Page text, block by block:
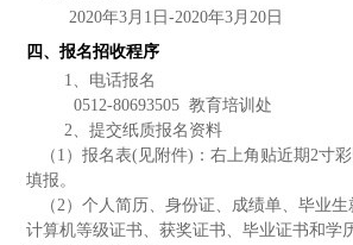
2020年3月1日-2020年3月20日
四 、报名招收程序
1、电话报名
0512-80693505教育培训处
2、提交纸质报名资料
（1）报名表(见附件)：右上角贴近期2寸
填报。
（2）个人简历、身份证、成绩单、毕业
计算机等级证书、获奖证书、毕业证书和学